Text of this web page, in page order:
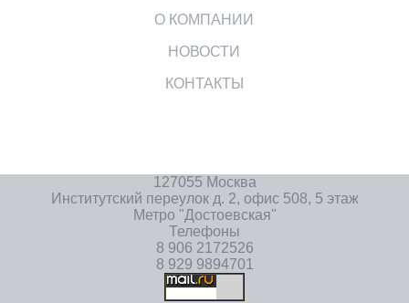
О КОМПАНИИ
НОВОСТИ
КОНТАКТЫ
127055 Москва
Институтский переулок д. 2, офис 508, 5 этаж
Метро "Достоевская"
Телефоны
8 906 2172526
8 929 9894701